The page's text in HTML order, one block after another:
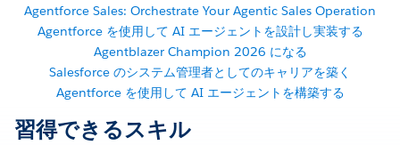
Agentforce Sales: Orchestrate Your Agentic Sales Operation
Agentforce を使用して AI エージェントを設計し実装する
Agentblazer Champion 2026 になる
Salesforce のシステム管理者としてのキャリアを築く
Agentforce を使用して AI エージェントを構築する
習得できるスキル